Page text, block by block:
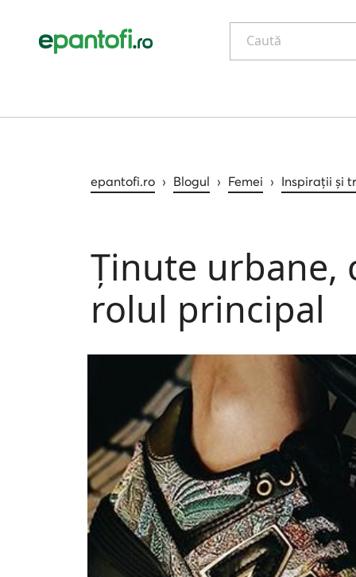
Caută
epantofi.ro › Blogul › Femei › Inspirații și
Ținute urbane,
rolul principal